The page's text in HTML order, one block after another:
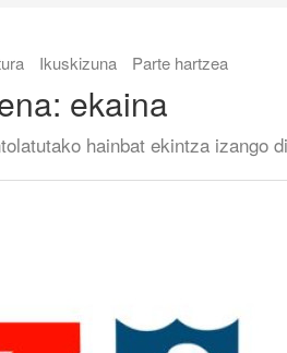
Ikuskizuna Parte hartzea
ekaina
hainbat ekintza izango